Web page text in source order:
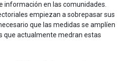
información en las comunidades.
empiezan a sobrepasar sus
que las medidas se amplíen
que actualmente medran estas